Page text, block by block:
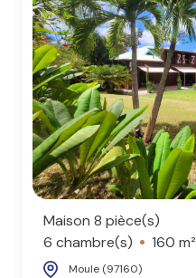
Maison 8 pièce(s)
6 chambre(s)
160 m²
Moule (97160)